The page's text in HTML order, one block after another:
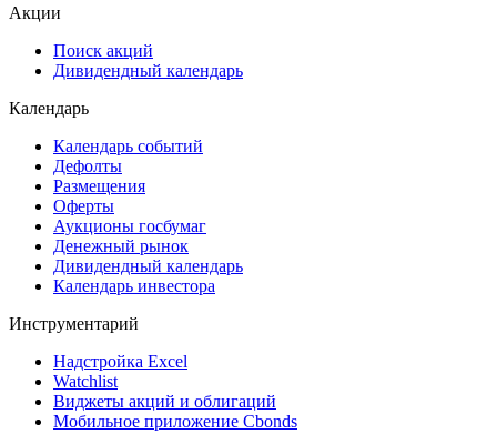
ESG
Самые популярные облигации на Cbonds.ru
Дивидендный календарь
Календарь
Календарь событий
Дефолты
Размещения
Оферты
Денежный рынок
Календарь инвестора
Инструментарий